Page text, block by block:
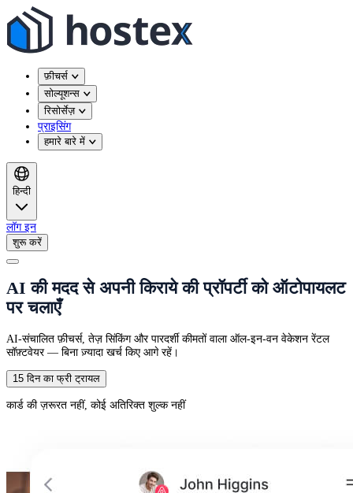
फ़ीचर्स
सोल्यूशन्स
रिसोर्सेज़
प्राइसिंग
हमारे बारे में
हिन्दी
लॉग इन
शुरू करें
AI की मदद से अपनी किराये की प्रॉपर्टी को ऑटोपायलट
पर चलाएँ
AI-संचालित फ़ीचर्स, तेज़ सिंकिंग और पारदर्शी कीमतों वाला ऑल-इन-वन वेकेशन रेंटल
सॉफ़्टवेयर — बिना ज़्यादा खर्च किए आगे रहें।
15 दिन का फ्री ट्रायल
कार्ड की ज़रूरत नहीं, कोई अतिरिक्त शुल्क नहीं